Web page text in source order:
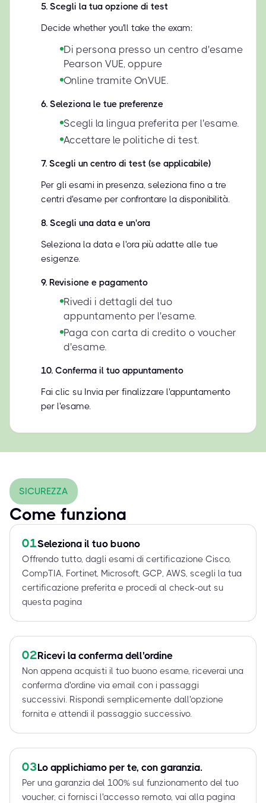
5. Scegli la tua opzione di test
Decide whether you'll take the exam:
Di persona presso un centro d'esame
Pearson VUE, oppure
Online tramite OnVUE.
6. Seleziona le tue preferenze
Scegli la lingua preferita per l'esame.
Accettare le politiche di test.
7. Scegli un centro di test (se applicabile)
Per gli esami in presenza, seleziona fino a tre
centri d'esame per confrontare la disponibilità.
8. Scegli una data e un'ora
Seleziona la data e l'ora più adatte alle tue
esigenze.
9. Revisione e pagamento
Rivedi i dettagli del tuo
appuntamento per l'esame.
Paga con carta di credito o voucher
d'esame.
10. Conferma il tuo appuntamento
Fai clic su Invia per finalizzare l'appuntamento
per l'esame.
SICUREZZA
Come funziona
01Seleziona il tuo buono
Offrendo tutto, dagli esami di certificazione Cisco,
CompTIA, Fortinet, Microsoft, GCP, AWS, scegli la tua
certificazione preferita e procedi al check-out su
questa pagina
02Ricevi la conferma dell'ordine
Non appena acquisti il tuo buono esame, riceverai una
conferma d'ordine via email con i passaggi
successivi. Rispondi semplicemente dall'opzione
fornita e attendi il passaggio successivo.
03Lo applichiamo per te, con garanzia.
Per una garanzia del 100% sul funzionamento del tuo
voucher, ci fornisci l'accesso remoto, vai alla pagina